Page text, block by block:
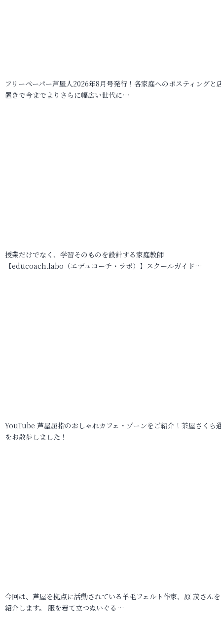
フリーペーパー芦屋人2026年8月号発行！各家庭へのポスティングと
置きで今までよりさらに幅広い世代に…
授業だけでなく、学習そのものを設計する家庭教師
【educoach.labo（エデュコーチ・ラボ）】スクールガイド…
YouTube 芦屋屈指のおしゃれカフェ・ゾーンをご紹介！茶屋さくら
をお散歩しました！
今回は、芦屋を拠点に活動されている羊毛フェルト作家、原 茂さん
紹介します。 服を着て立つぬいぐる…